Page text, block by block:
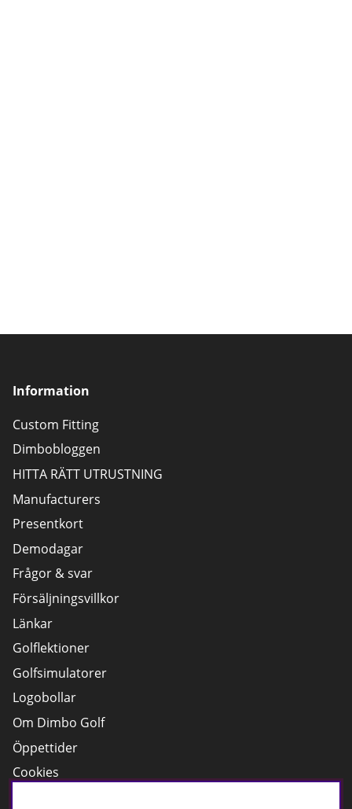
Information
Custom Fitting
Dimbobloggen
HITTA RÄTT UTRUSTNING
Manufacturers
Presentkort
Demodagar
Frågor & svar
Försäljningsvillkor
Länkar
Golflektioner
Golfsimulatorer
Logobollar
Om Dimbo Golf
Öppettider
Cookies